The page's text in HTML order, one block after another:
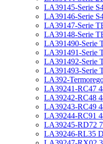
LA39145-Serie
LA39146-Serie
LA39147-Serie
LA39148-Serie
LA391490-Serie
LA391491-Serie
LA391492-Serie
LA391493-Serie
LA392-
LA39241-RC47
LA39242-RC48
LA39243-RC49
LA39244-RC91
LA39245-RD72
LA39246-RL35